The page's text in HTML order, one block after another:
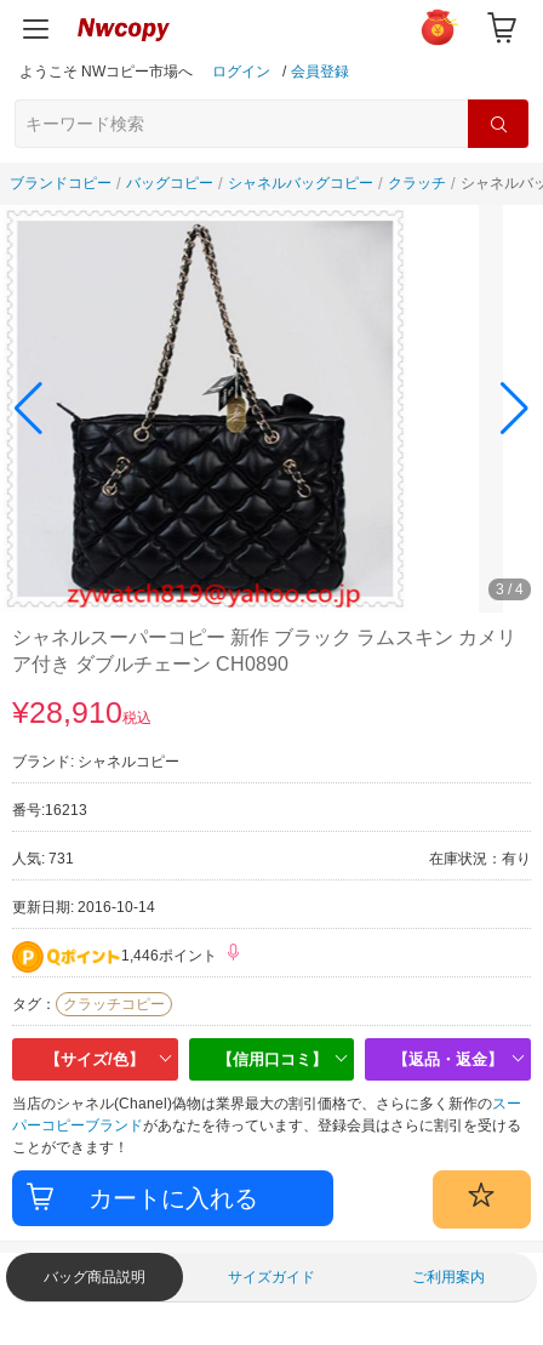
ようこそ NWコピー市場へ ログイン / 会員登録
ブランドコピー バッグコピー シャネルバッグコピー クラッチ シャネルバ
3 / 4
シャネルスーパーコピー 新作 ブラック ラムスキン カメリ
ア付き ダブルチェーン CH0890
¥28,910税込
ブランド: シャネルコピー
番号:16213
人気: 731 在庫状況：有り
更新日期: 2016-10-14
1,446ポイント
タグ： クラッチコピー
【サイズ/色】 【信用口コミ】 【返品・返金】
当店のシャネル(Chanel)偽物は業界最大の割引価格で、さらに多く新作のスー
パーコピーブランドがあなたを待っています、登録会員はさらに割引を受ける
ことができます！
バッグ商品説明 サイズガイド ご利用案内